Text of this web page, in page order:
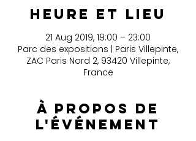
Heure et lieu
21 Aug 2019, 19:00 – 23:00
Parc des expositions | Paris Villepinte,
ZAC Paris Nord 2, 93420 Villepinte,
France
À propos de
l'événement